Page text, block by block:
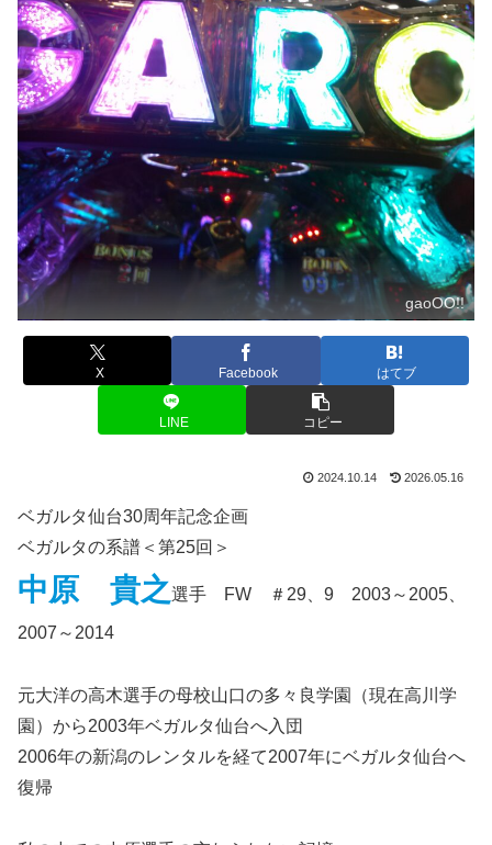
gaoOO!!
X Facebook はてブ
LINE コピー
2024.10.14 2026.05.16
ベガルタ仙台30周年記念企画
ベガルタの系譜＜第25回＞
中原 貴之選手 FW ＃29、9 2003～2005、
2007～2014
元大洋の高木選手の母校山口の多々良学園（現在高川学
園）から2003年ベガルタ仙台へ入団
2006年の新潟のレンタルを経て2007年にベガルタ仙台へ
復帰